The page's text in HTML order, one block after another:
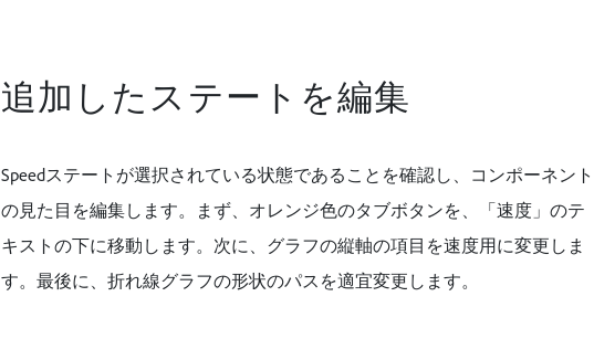
追加したステートを編集
Speedステートが選択されている状態であることを確認し、コンポーネント
の見た目を編集します。まず、オレンジ色のタブボタンを、「速度」のテ
キストの下に移動します。次に、グラフの縦軸の項目を速度用に変更しま
す。最後に、折れ線グラフの形状のパスを適宜変更します。